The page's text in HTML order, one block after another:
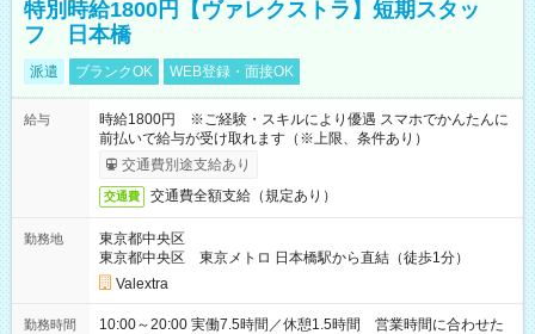
特別時給1800円【ヴァレクストラ】短期スタッ
フ 日本橋
派遣 ブランクOK WEB登録・面接OK
給与
時給1800円 ※ご経験・スキルにより優遇 スマホでかんたんに
前払いで給与が受け取れます（※上限、条件あり）
交通費別途支給あり
交通費 交通費全額支給（規定あり）
勤務地
東京都中央区
東京都中央区 東京メトロ 日本橋駅から直結（徒歩1分）
Valextra
勤務時間
10:00～20:00 実働7.5時間／休憩1.5時間 営業時間に合わせた